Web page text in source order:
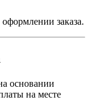
заказа.
основании
на месте